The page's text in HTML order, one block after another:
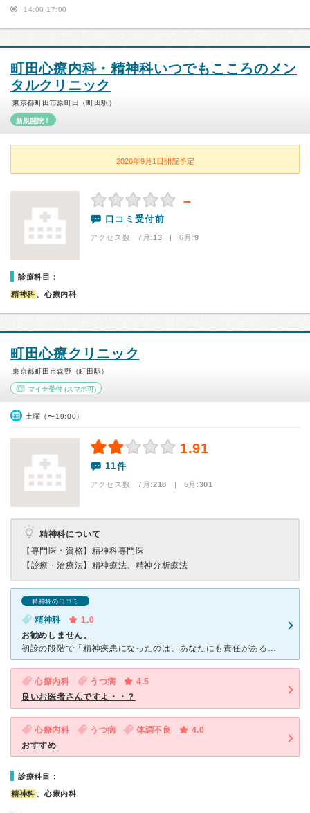
14:00-17:00
町田心療内科・精神科いつでもこころのメン
タルクリニック
東京都町田市原町田（町田駅）
新規開院！
2026年9月1日開院予定
－
口コミ受付前
アクセス数 7月:13 | 6月:9
診療科目：
精神科 、心療内科
町田心療クリニック
東京都町田市森野（町田駅）
マイナ受付 (スマホ可)
土曜（〜19:00）
1.91
11件
アクセス数 7月:218 | 6月:301
精神科について
【専門医・資格】 精神科専門医
【診療・治療法】 精神療法、精神分析療法
精神科の口コミ
精神科
1.0
お勧めしません。
初診の段階で「精神疾患になったのは、あなたにも責任がある」と医者は言いました。辛い状況下でも、ひどく違和感を覚えた発言でした。 ・診察時、こちらの生活の様子を聞く、問診する形で5分程の時間を設け
心療内科 うつ病
4.5
良いお医者さんですよ・・？
心療内科 うつ病 体調不良
4.0
おすすめ
診療科目：
精神科 、心療内科